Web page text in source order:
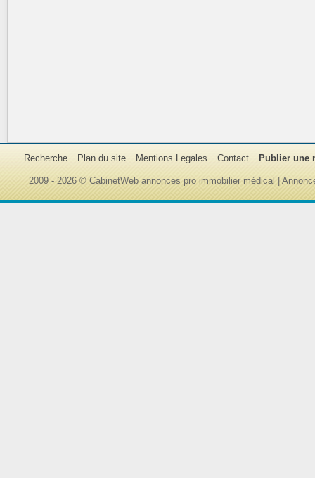
Recherche Plan du site Mentions Legales Contact Publier une
2009 - 2026 © CabinetWeb annonces pro immobilier médical |